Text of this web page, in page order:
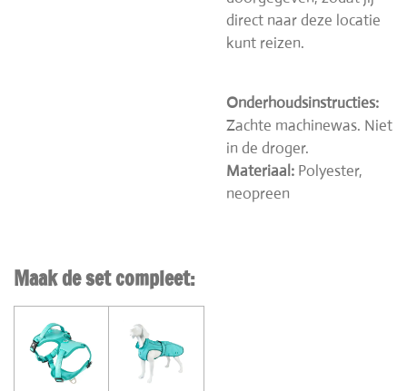
direct naar deze locatie
kunt reizen.
Onderhoudsinstructies:
Zachte machinewas. Niet
in de droger.
Materiaal: Polyester,
neopreen
Maak de set compleet: